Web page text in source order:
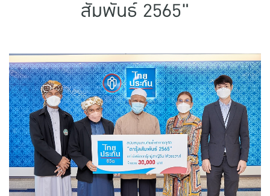
แบบประกันทั้งหมด
เปรียบเทียบแบบประกัน
เลือกแบบประกันที่เหมาะกับคุณ
TL Learning Center
สัมพันธ์ 2565"